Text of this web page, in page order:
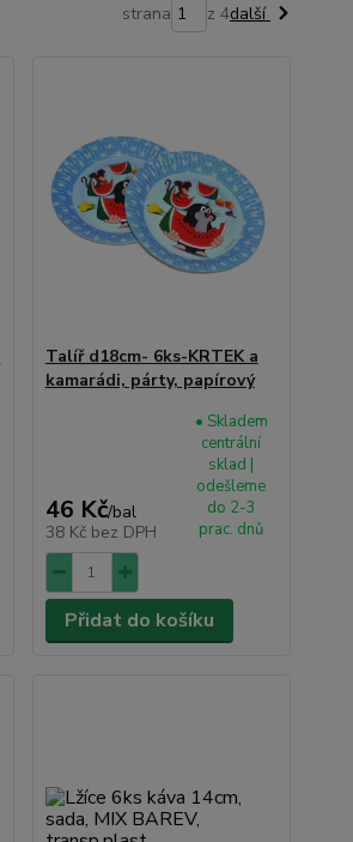
strana z 4další
Talíř d18cm- 6ks-KRTEK a
kamarádi, párty, papírový
46 Kč/bal
38 Kč bez DPH
• Skladem
centrální
sklad |
odešleme
do 2-3
prac. dnů
Přidat do košíku